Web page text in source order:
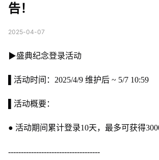
告！
2025-04-07
▶盛典纪念登录活动
▌活动时间：2025/4/9 维护后 ~ 5/7 10:59
▌活动概要：
● 活动期间累计登录10天，最多可获得
------------------------------------